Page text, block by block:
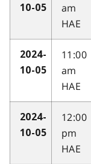
10-05
am
HAE
2024-
10-05
11:00
am
HAE
2024-
10-05
12:00
pm
HAE